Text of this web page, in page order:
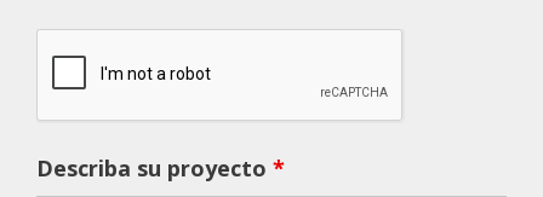
Describa su proyecto *